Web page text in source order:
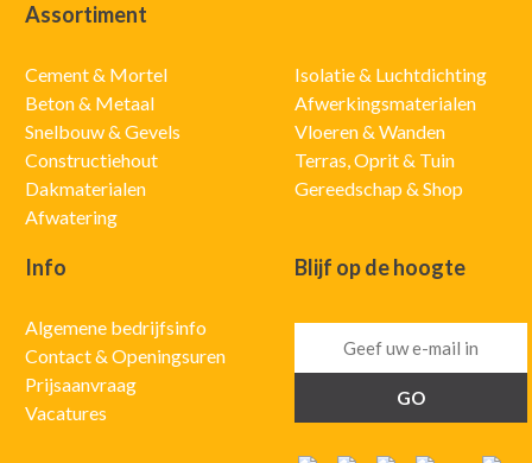
Assortiment
Cement & Mortel
Beton & Metaal
Snelbouw & Gevels
Constructiehout
Dakmaterialen
Afwatering
Isolatie & Luchtdichting
Afwerkingsmaterialen
Vloeren & Wanden
Terras, Oprit & Tuin
Gereedschap & Shop
Info
Algemene bedrijfsinfo
Contact & Openingsuren
Prijsaanvraag
Vacatures
Blijf op de hoogte